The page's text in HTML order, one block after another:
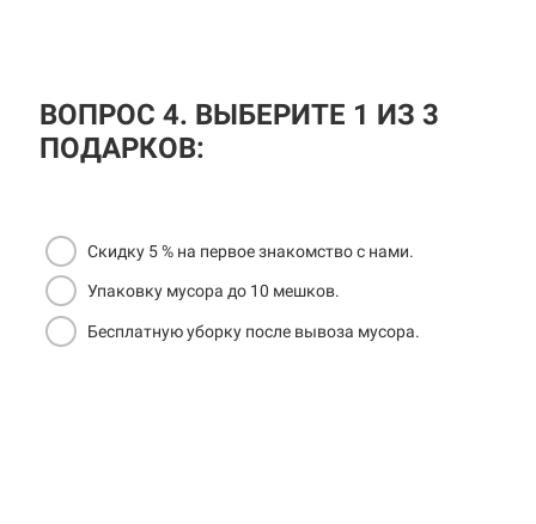
ВОПРОС 4. ВЫБЕРИТЕ 1 ИЗ 3
ПОДАРКОВ:
Скидку 5 % на первое знакомство с нами.
Упаковку мусора до 10 мешков.
Бесплатную уборку после вывоза мусора.